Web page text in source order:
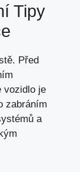
Tipy
Před
vozidlo je
zabráním
a